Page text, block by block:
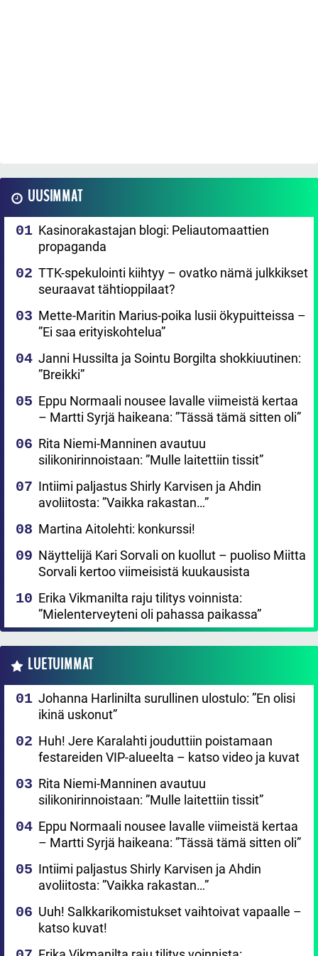
UUSIMMAT
Kasinorakastajan blogi: Peliautomaattien
propaganda
TTK-spekulointi kiihtyy – ovatko nämä julkkikset
seuraavat tähtioppilaat?
Mette-Maritin Marius-poika lusii ökypuitteissa –
”Ei saa erityiskohtelua”
Janni Hussilta ja Sointu Borgilta shokkiuutinen:
”Breikki”
Eppu Normaali nousee lavalle viimeistä kertaa
– Martti Syrjä haikeana: ”Tässä tämä sitten oli”
Rita Niemi-Manninen avautuu
silikonirinnoistaan: ”Mulle laitettiin tissit”
Intiimi paljastus Shirly Karvisen ja Ahdin
avoliitosta: ”Vaikka rakastan…”
Martina Aitolehti: konkurssi!
Näyttelijä Kari Sorvali on kuollut – puoliso Miitta
Sorvali kertoo viimeisistä kuukausista
Erika Vikmanilta raju tilitys voinnista:
”Mielenterveyteni oli pahassa paikassa”
LUETUIMMAT
Johanna Harlinilta surullinen ulostulo: ”En olisi
ikinä uskonut”
Huh! Jere Karalahti jouduttiin poistamaan
festareiden VIP-alueelta – katso video ja kuvat
Rita Niemi-Manninen avautuu
silikonirinnoistaan: ”Mulle laitettiin tissit”
Eppu Normaali nousee lavalle viimeistä kertaa
– Martti Syrjä haikeana: ”Tässä tämä sitten oli”
Intiimi paljastus Shirly Karvisen ja Ahdin
avoliitosta: ”Vaikka rakastan…”
Uuh! Salkkarikomistukset vaihtoivat vapaalle –
katso kuvat!